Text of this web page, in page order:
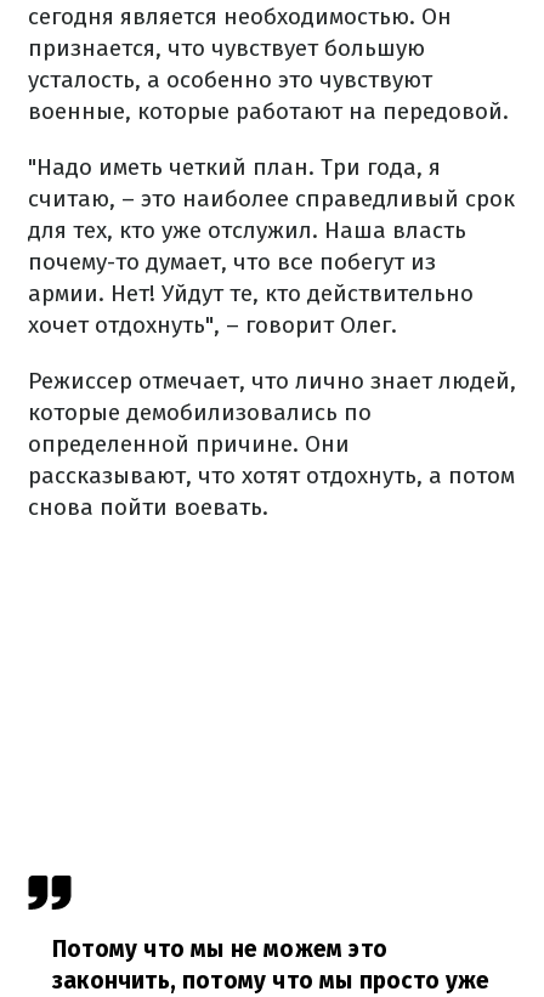
сегодня является необходимостью. Он
признается, что чувствует большую
усталость, а особенно это чувствуют
военные, которые работают на передовой.
"Надо иметь четкий план. Три года, я
считаю, – это наиболее справедливый срок
для тех, кто уже отслужил. Наша власть
почему-то думает, что все побегут из
армии. Нет! Уйдут те, кто действительно
хочет отдохнуть", – говорит Олег.
Режиссер отмечает, что лично знает людей,
которые демобилизовались по
определенной причине. Они
рассказывают, что хотят отдохнуть, а потом
снова пойти воевать.
Потому что мы не можем это
закончить, потому что мы просто уже